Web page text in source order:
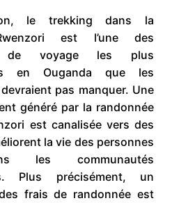
le trekking dans la
est l’une des
de voyage les plus
en Ouganda que les
pas manquer. Une
généré par la randonnée
est canalisée vers des
la vie des personnes
les communautés
Plus précisément, un
frais de randonnée est